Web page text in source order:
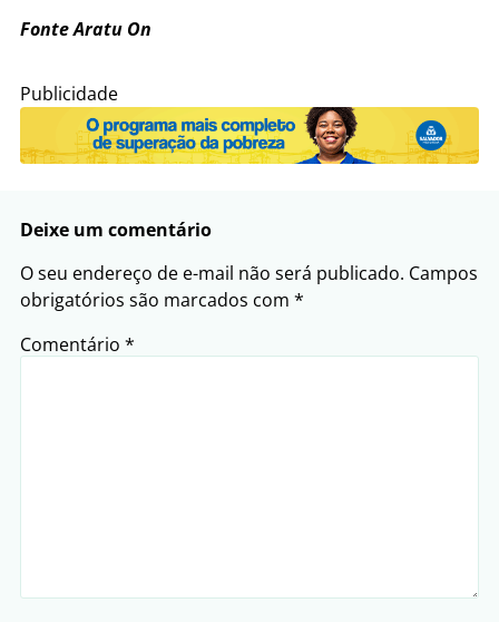
Fonte Aratu On
Publicidade
Deixe um comentário
O seu endereço de e-mail não será publicado. Campos
obrigatórios são marcados com *
Comentário *